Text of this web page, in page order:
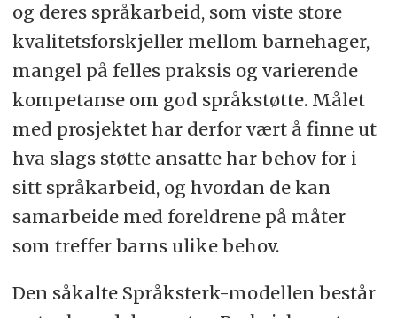
og deres språkarbeid, som viste store
kvalitetsforskjeller mellom barnehager,
mangel på felles praksis og varierende
kompetanse om god språkstøtte. Målet
med prosjektet har derfor vært å finne ut
hva slags støtte ansatte har behov for i
sitt språkarbeid, og hvordan de kan
samarbeide med foreldrene på måter
som treffer barns ulike behov.
Den såkalte Språksterk-modellen består